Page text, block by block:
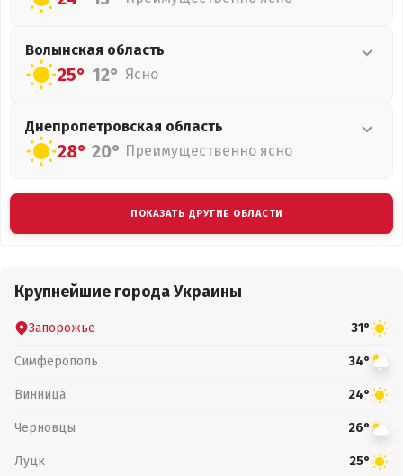
Волынская область
25° 12° Ясно
Днепропетровская область
28° 20° Преимущественно ясно
ПОКАЗАТЬ ДРУГИЕ ОБЛАСТИ
Крупнейшие города Украины
Запорожье 31°
Симферополь 34°
Винница 24°
Черновцы 26°
Луцк 25°